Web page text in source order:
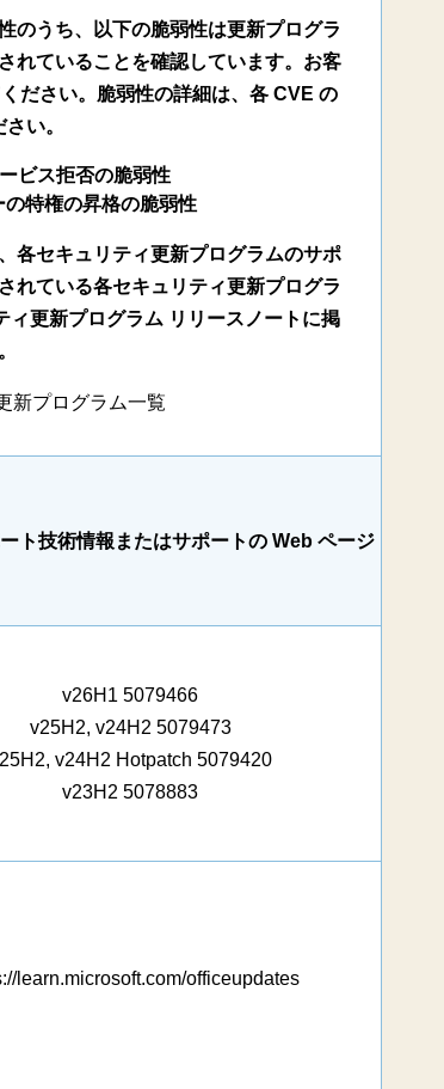
のうち、以下の脆弱性は更新プログラ
れていることを確認しています。お客
ださい。脆弱性の詳細は、各 CVE の
い。
ビス拒否の脆弱性
特権の昇格の脆弱性
各セキュリティ更新プログラムのサポ
れている各セキュリティ更新プログラ
更新プログラム リリースノートに掲
新プログラム一覧
ト技術情報またはサポートの Web ページ
v26H1 5079466
v25H2, v24H2 5079473
v24H2 Hotpatch 5079420
v23H2 5078883
learn.microsoft.com/officeupdates